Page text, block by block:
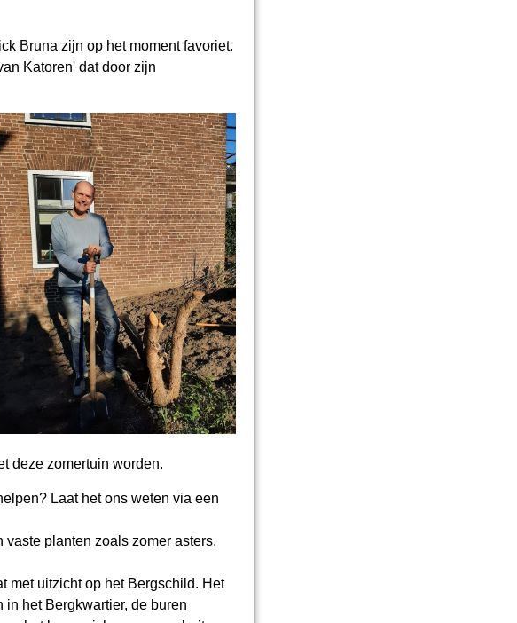
Bruna zijn op het moment favoriet.
Katoren' dat door zijn
deze zomertuin worden.
Laat het ons weten via een
planten zoals zomer asters.
met uitzicht op het Bergschild. Het
het Bergkwartier, de buren